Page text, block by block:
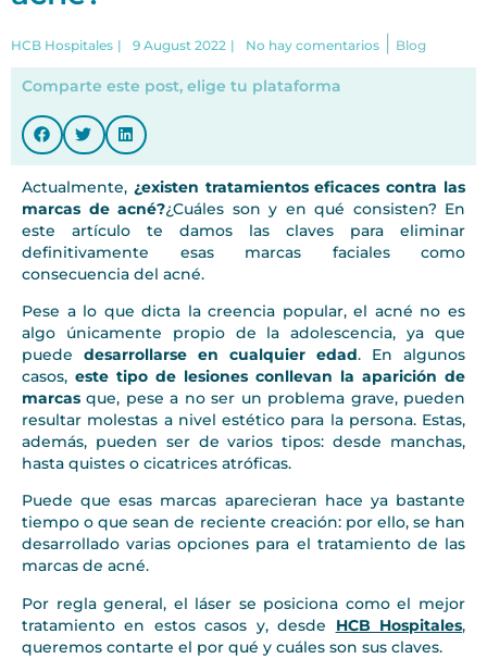
HCB Hospitales | 9 August 2022 | No hay comentarios Blog
Comparte este post, elige tu plataforma
Actualmente, ¿existen tratamientos eficaces contra las
marcas de acné?¿Cuáles son y en qué consisten? En
este artículo te damos las claves para eliminar
definitivamente esas marcas faciales como
consecuencia del acné.
Pese a lo que dicta la creencia popular, el acné no es
algo únicamente propio de la adolescencia, ya que
puede desarrollarse en cualquier edad. En algunos
casos, este tipo de lesiones conllevan la aparición de
marcas que, pese a no ser un problema grave, pueden
resultar molestas a nivel estético para la persona. Estas,
además, pueden ser de varios tipos: desde manchas,
hasta quistes o cicatrices atróficas.
Puede que esas marcas aparecieran hace ya bastante
tiempo o que sean de reciente creación: por ello, se han
desarrollado varias opciones para el tratamiento de las
marcas de acné.
Por regla general, el láser se posiciona como el mejor
tratamiento en estos casos y, desde HCB Hospitales,
queremos contarte el por qué y cuáles son sus claves.